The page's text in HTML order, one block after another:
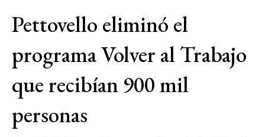
Pettovello eliminó el
programa Volver al Trabajo
que recibían 900 mil
personas